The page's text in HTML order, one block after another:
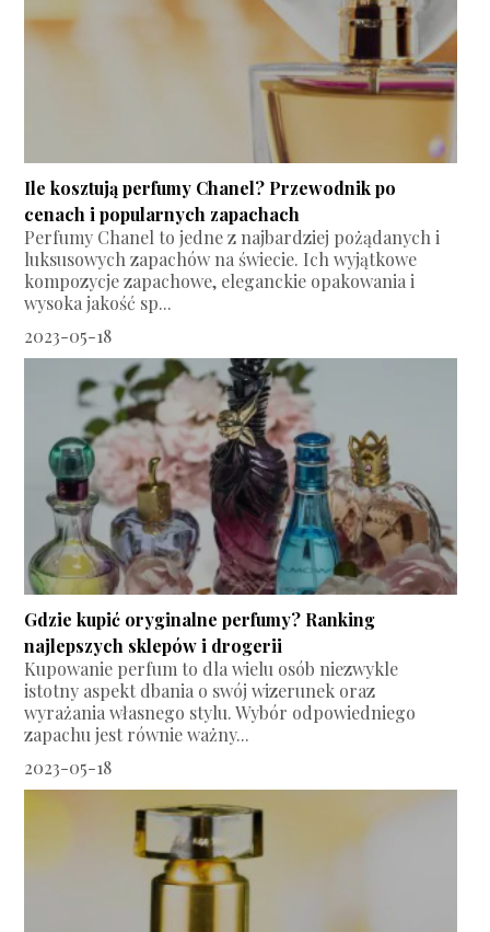
Ile kosztują perfumy Chanel? Przewodnik po
cenach i popularnych zapachach
Perfumy Chanel to jedne z najbardziej pożądanych i
luksusowych zapachów na świecie. Ich wyjątkowe
kompozycje zapachowe, eleganckie opakowania i
wysoka jakość sp...
2023-05-18
Gdzie kupić oryginalne perfumy? Ranking
najlepszych sklepów i drogerii
Kupowanie perfum to dla wielu osób niezwykle
istotny aspekt dbania o swój wizerunek oraz
wyrażania własnego stylu. Wybór odpowiedniego
zapachu jest równie ważny...
2023-05-18